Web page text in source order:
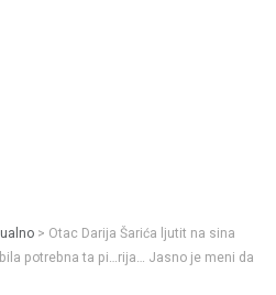
> Otac Darija Šarića ljutit na sina
potrebna ta pi…rija… Jasno je meni da